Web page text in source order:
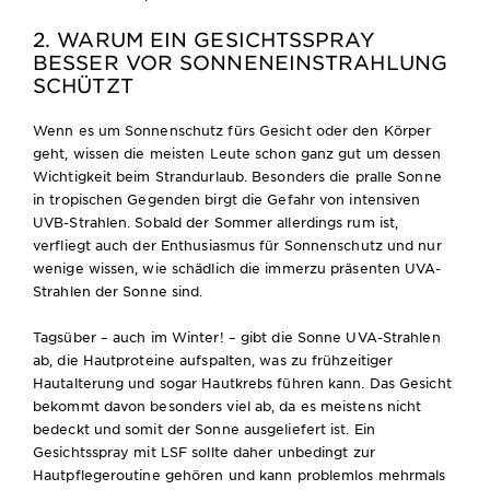
2. WARUM EIN GESICHTSSPRAY
BESSER VOR SONNENEINSTRAHLUNG
SCHÜTZT
Wenn es um Sonnenschutz fürs Gesicht oder den Körper
geht, wissen die meisten Leute schon ganz gut um dessen
Wichtigkeit beim Strandurlaub. Besonders die pralle Sonne
in tropischen Gegenden birgt die Gefahr von intensiven
UVB-Strahlen. Sobald der Sommer allerdings rum ist,
verfliegt auch der Enthusiasmus für Sonnenschutz und nur
wenige wissen, wie schädlich die immerzu präsenten UVA-
Strahlen der Sonne sind.
Tagsüber – auch im Winter! – gibt die Sonne UVA-Strahlen
ab, die Hautproteine aufspalten, was zu frühzeitiger
Hautalterung und sogar Hautkrebs führen kann. Das Gesicht
bekommt davon besonders viel ab, da es meistens nicht
bedeckt und somit der Sonne ausgeliefert ist. Ein
Gesichtsspray mit LSF sollte daher unbedingt zur
Hautpflegeroutine gehören und kann problemlos mehrmals